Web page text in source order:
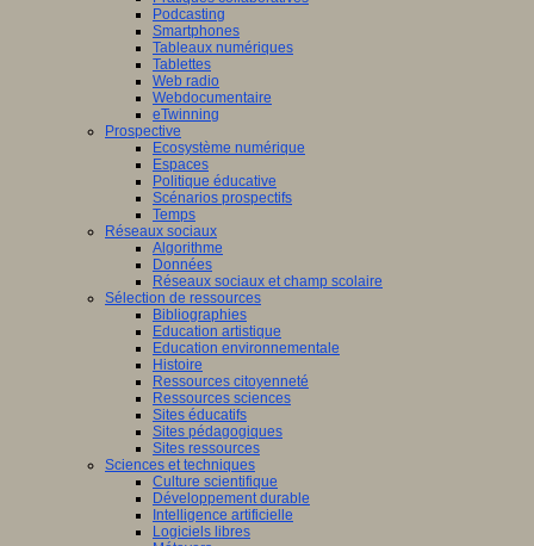
Podcasting
Smartphones
Tableaux numériques
Tablettes
Web radio
Webdocumentaire
eTwinning
Prospective
Ecosystème numérique
Espaces
Politique éducative
Scénarios prospectifs
Temps
Réseaux sociaux
Algorithme
Données
Réseaux sociaux et champ scolaire
Sélection de ressources
Bibliographies
Education artistique
Education environnementale
Histoire
Ressources citoyenneté
Ressources sciences
Sites éducatifs
Sites pédagogiques
Sites ressources
Sciences et techniques
Culture scientifique
Développement durable
Intelligence artificielle
Logiciels libres